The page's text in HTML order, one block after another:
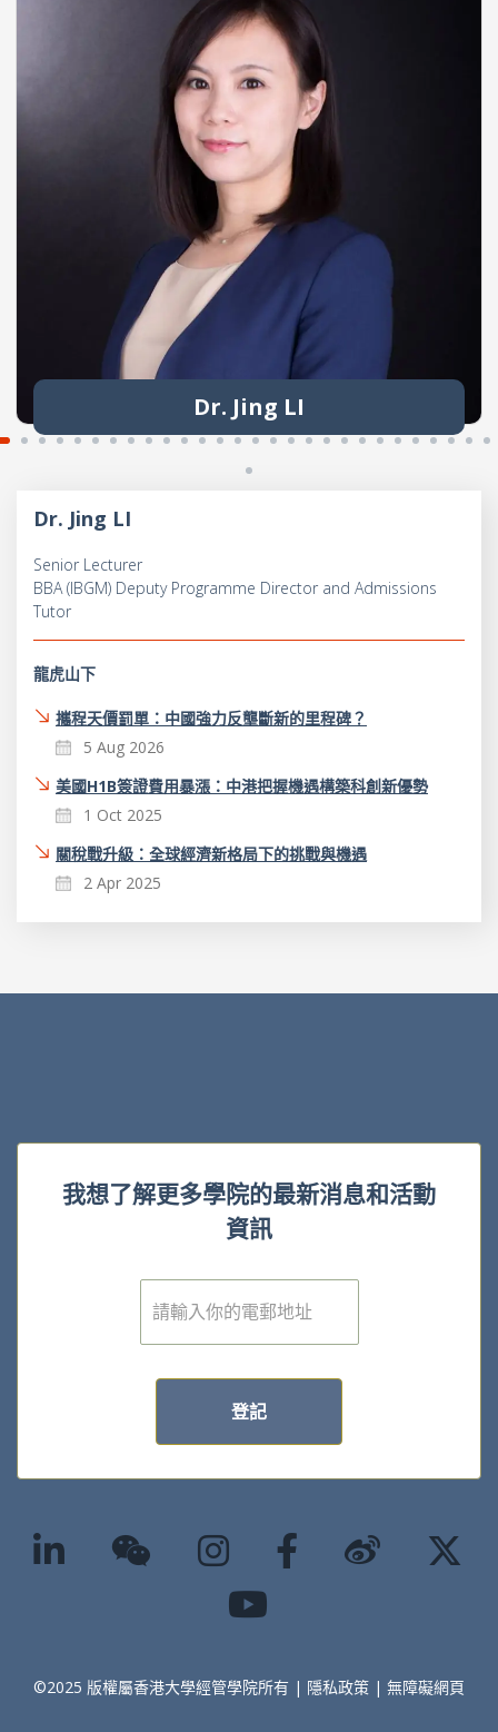
Dr. Jing LI
Dr. Jing LI
Senior Lecturer
BBA (IBGM) Deputy Programme Director and Admissions
Tutor
龍虎山下
攜程天價罰單：中國強力反壟斷新的里程碑？
5 Aug 2026
美國H1B簽證費用暴漲：中港把握機遇構築科創新優勢
1 Oct 2025
關稅戰升級：全球經濟新格局下的挑戰與機遇
2 Apr 2025
我想了解更多學院的最新消息和活動
資訊
電
子
登記
©2025 版權屬香港大學經管學院所有 | 隱私政策 | 無障礙網頁